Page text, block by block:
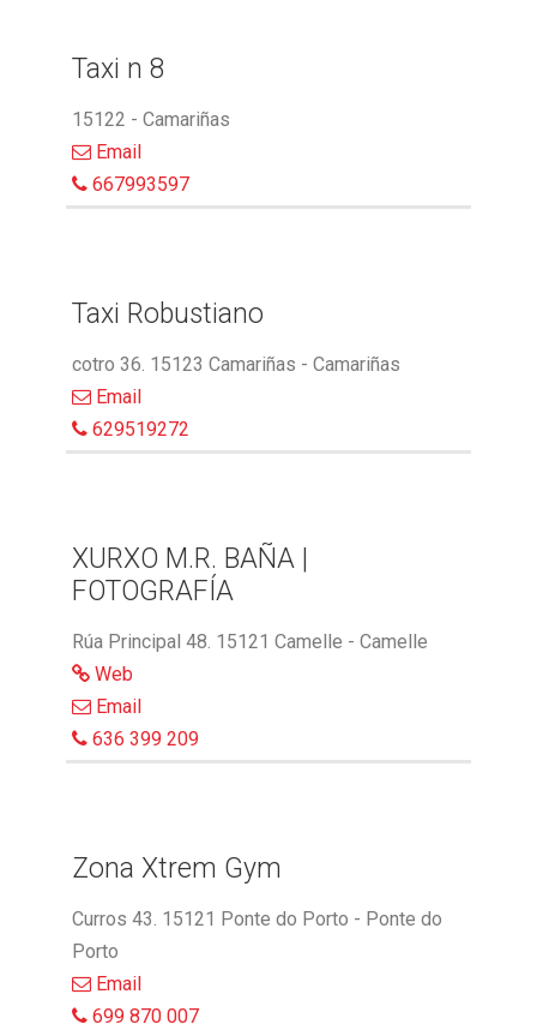
Taxi n 8
15122 - Camariñas
Email
667993597
Taxi Robustiano
cotro 36. 15123 Camariñas - Camariñas
Email
629519272
XURXO M.R. BAÑA |
FOTOGRAFÍA
Rúa Principal 48. 15121 Camelle - Camelle
Web
Email
636 399 209
Zona Xtrem Gym
Curros 43. 15121 Ponte do Porto - Ponte do
Porto
Email
699 870 007